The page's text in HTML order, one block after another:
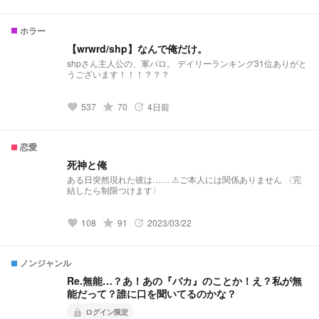
ホラー
【wrwrd/shp】なんで俺だけ。
shpさん主人公の、軍パロ。 デイリーランキング31位ありがと
うございます！！！？？？
favorite 537 grade 70 update 4日前
恋愛
死神と俺
ある日突然現れた彼は…… ⚠︎ご本人には関係ありません 〈完
結したら制限つけます〉
favorite 108 grade 91 update 2023/03/22
ノンジャンル
Re.無能…？あ！あの『バカ』のことか！え？私が無
能だって？誰に口を聞いてるのかな？
lock ログイン限定